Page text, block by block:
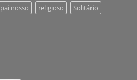
pai nosso religioso
Solitário